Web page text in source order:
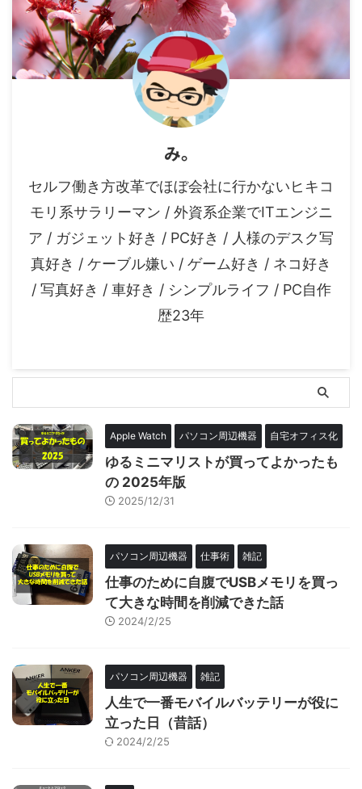
み。
セルフ働き方改革でほぼ会社に行かないヒキコ
モリ系サラリーマン / 外資系企業でITエンジニ
ア / ガジェット好き / PC好き / 人様のデスク写
真好き / ケーブル嫌い / ゲーム好き / ネコ好き
/ 写真好き / 車好き / シンプルライフ / PC自作
歴23年
Apple Watch パソコン周辺機器 自宅オフィス化
ゆるミニマリストが買ってよかったも
の 2025年版
2025/12/31
パソコン周辺機器 仕事術 雑記
仕事のために自腹でUSBメモリを買っ
て大きな時間を削減できた話
2024/2/25
パソコン周辺機器 雑記
人生で一番モバイルバッテリーが役に
立った日（昔話）
2024/2/25